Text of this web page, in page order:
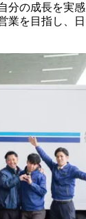
分の成長を実感
業を目指し、